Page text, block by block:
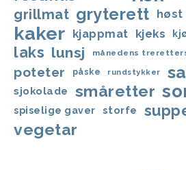
grillmat gryterett høst
kaker kjappmat kjeks
laks lunsj månedens
poteter påske rundstykker
sjokolade småretter
spiselige gaver storfe
vegetar